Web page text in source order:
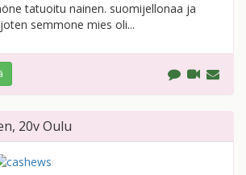
tatuoitu nainen. suomijellonaa ja
semmone mies oli...
, 20vOulu